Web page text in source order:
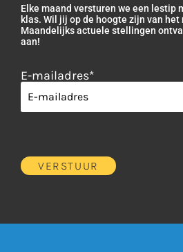
Elke maand versturen we een lestip
klas. Wil jij op de hoogte zijn van
Maandelijks actuele stellingen
aan!
E-mailadres*